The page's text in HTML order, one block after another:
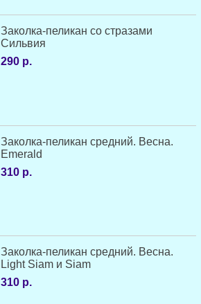
Заколка-пеликан со стразами
Сильвия
290 р.
Заколка-пеликан средний. Весна.
Emerald
310 р.
Заколка-пеликан средний. Весна.
Light Siam и Siam
310 р.